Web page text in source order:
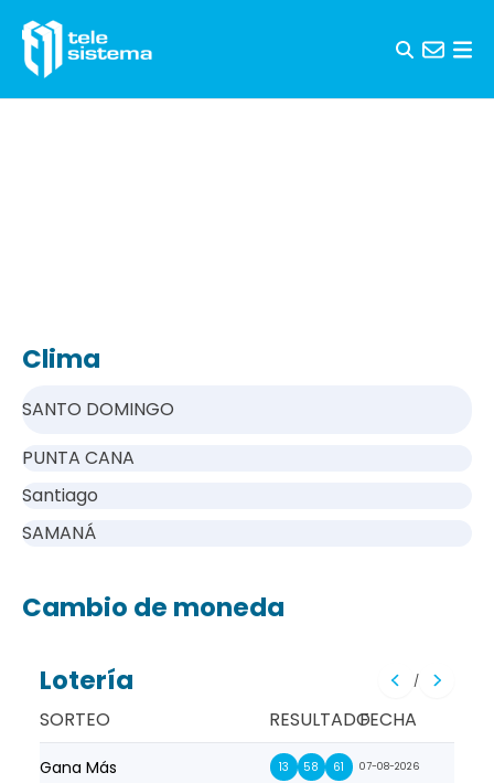
Clima
SANTO DOMINGO
PUNTA CANA
Santiago
SAMANÁ
Cambio de moneda
Lotería /
SORTEO RESULTADOFECHA
Gana Más 13 58 61 07-08-2026